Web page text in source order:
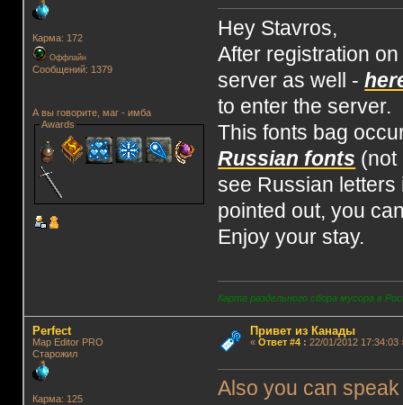
Карма: 172
Оффлайн
Сообщений: 1379
А вы говорите, маг - имба
Awards
Hey Stavros,
After registration
server as well -
to enter the server.
This fonts bag
Russian fonts (not
see Russian
pointed out, you
Enjoy your stay.
Карта раздельного сбора мусора в
Perfect
Map Editor PRO
Старожил
Карма: 125
Привет из Канады
« Ответ #4: 22/01/2012 17:34:03
Also you can